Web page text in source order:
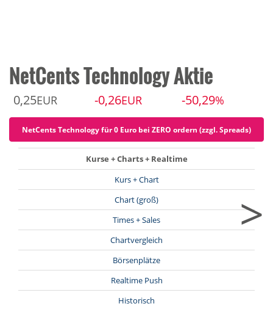
NetCents Technology Aktie
0,25EUR -0,26EUR -50,29%
NetCents Technology für 0 Euro bei ZERO ordern (zzgl. Spreads)
Kurse + Charts + Realtime
Kurs + Chart
Chart (groß)
Times + Sales
Chartvergleich
Börsenplätze
Realtime Push
Historisch
>